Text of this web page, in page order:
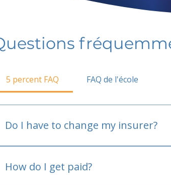
5 percent FAQ FAQ de l'école
Do I have to change my insurer?
How do I get paid?